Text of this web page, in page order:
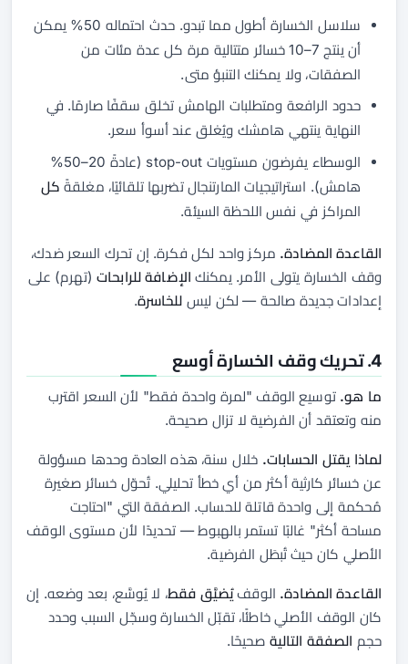
سلاسل الخسارة أطول مما تبدو. حدث احتماله 50% يمكن
أن ينتج 7–10 خسائر متتالية مرة كل عدة مئات من
الصفقات، ولا يمكنك التنبؤ متى.
حدود الرافعة ومتطلبات الهامش تخلق سقفًا صارمًا. في
النهاية ينتهي هامشك ويُغلق عند أسوأ سعر.
الوسطاء يفرضون مستويات stop-out (عادةً 20–50%
هامش). استراتيجيات المارتنجال تضربها تلقائيًا، مغلقةً كل
المراكز في نفس اللحظة السيئة.
القاعدة المضادة. مركز واحد لكل فكرة. إن تحرك السعر ضدك،
وقف الخسارة يتولى الأمر. يمكنك الإضافة للرابحات(تهرم) على
إعدادات جديدة صالحة — لكن ليس للخاسرة.
4. تحريك وقف الخسارة أوسع
ما هو. توسيع الوقف "لمرة واحدة فقط" لأن السعر اقترب
منه وتعتقد أن الفرضية لا تزال صحيحة.
لماذا يقتل الحسابات. خلال سنة، هذه العادة وحدها مسؤولة
عن خسائر كارثية أكثر من أي خطأ تحليلي. تُحوّل خسائر صغيرة
مُحكمة إلى واحدة قاتلة للحساب. الصفقة التي "احتاجت
مساحة أكثر" غالبًا تستمر بالهبوط — تحديدًا لأن مستوى الوقف
الأصلي كان حيث تُبطَل الفرضية.
القاعدة المضادة. الوقفيُضيَّق فقط، لا يُوسَّع، بعد وضعه. إن
كان الوقف الأصلي خاطئًا، تقبّل الخسارة وسجّل السبب وحدد
حجم الصفقة التالية صحيحًا.